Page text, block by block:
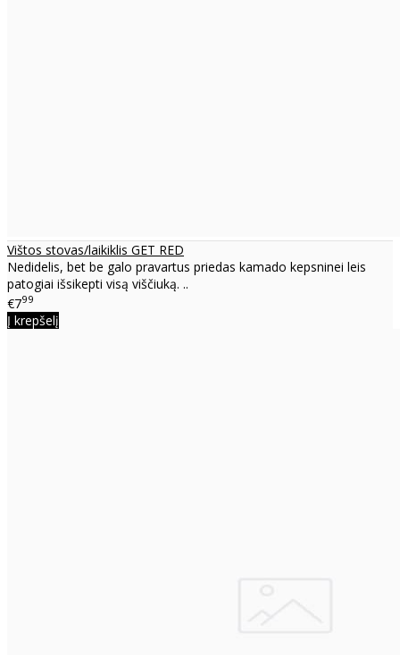
Vištos stovas/laikiklis GET RED
Nedidelis, bet be galo pravartus priedas kamado kepsninei leis
patogiai išsikepti visą viščiuką. ..
€799
Į krepšelį